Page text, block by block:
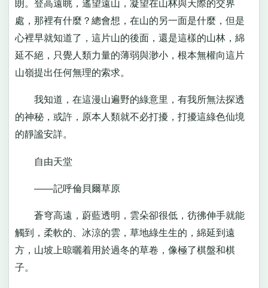
朗。登高遠眺，遙望遠山，凝望在山林與天際的交界
處，那裡有什麼？總會想，在山的另一面是什麼，但是
心裡早就知道了，這片山的後面，還是這樣的山林，綿
延不絕，只覺人類力量的薄弱與渺小，根本無權向這片
山嶺提出任何無理的索求。
我知道，在這漫山遍野的綠意里，有我所無法探透
的神秘，或許，原本人類就不必打擾，打擾這綠色仙境
的靜謐安詳。
自由天堂
——記呼倫貝爾草原
蒼穹高遠，蔚藍透明，雲朵卻很低，彷彿伸手就能
觸到，柔軟的、冰涼的雲，草地綠生生的，綿延到遠
方，山坡上晾曬着用於過冬的草卷，像極了棋盤和棋
子。